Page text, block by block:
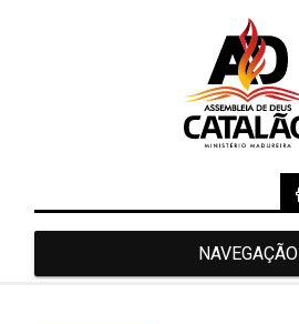
NAVEGAÇÃO